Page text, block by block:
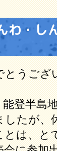
わ・
うござ
登半島
したが、
は、と